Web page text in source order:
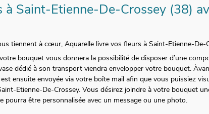
à Saint-Etienne-De-Crossey (38)
tiennent à cœur, Aquarelle livre vos fleurs à Saint-Etienne-De-
bouquet vous donnera la possibilité de disposer d’une
dédié à son transport viendra envelopper votre bouquet.
ensuite envoyée via votre boîte mail afin que vous puissiez
Etienne-De-Crossey. Vous désirez joindre à votre bouquet
pourra être personnalisée avec un message ou une photo.